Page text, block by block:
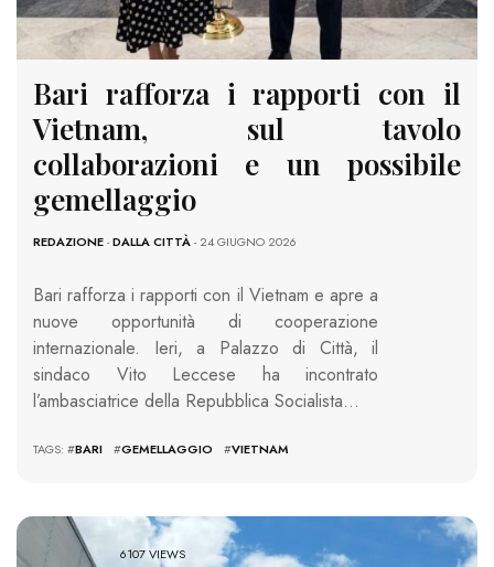
Bari rafforza i rapporti con il
Vietnam, sul tavolo
collaborazioni e un possibile
gemellaggio
REDAZIONE-DALLA CITTÀ- 24 GIUGNO 2026
Bari rafforza i rapporti con il Vietnam e apre a
nuove opportunità di cooperazione
internazionale. Ieri, a Palazzo di Città, il
sindaco Vito Leccese ha incontrato
l’ambasciatrice della Repubblica Socialista…
TAGS: #BARI #GEMELLAGGIO #VIETNAM
6107 VIEWS